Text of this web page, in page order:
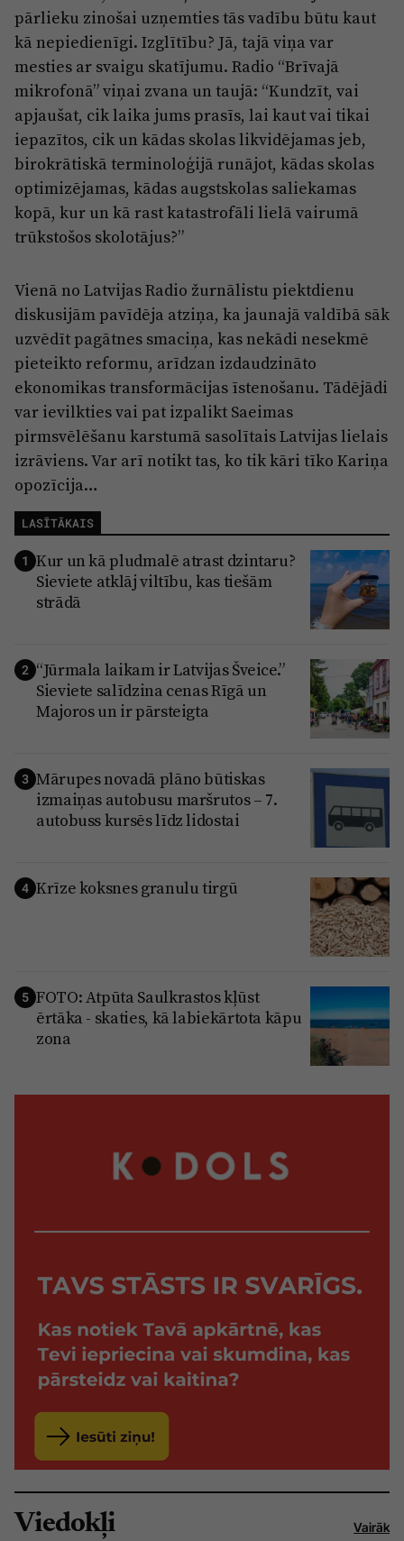
pārlieku zinošai uzņemties tās vadību būtu kaut
kā nepiedienīgi. Izglītību? Jā, tajā viņa var
mesties ar svaigu skatījumu. Radio “Brīvajā
mikrofonā” viņai zvana un taujā: “Kundzīt, vai
apjaušat, cik laika jums prasīs, lai kaut vai tikai
iepazītos, cik un kādas skolas likvidējamas jeb,
birokrātiskā terminoloģijā runājot, kādas skolas
optimizējamas, kādas augstskolas saliekamas
kopā, kur un kā rast katastrofāli lielā vairumā
trūkstošos skolotājus?”
Vienā no Latvijas Radio žurnālistu piektdienu
diskusijām pavīdēja atziņa, ka jaunajā valdībā sāk
uzvēdīt pagātnes smaciņa, kas nekādi nesekmē
pieteikto reformu, arīdzan izdaudzināto
ekonomikas transformācijas īstenošanu. Tādējādi
var ievilkties vai pat izpalikt Saeimas
pirmsvēlēšanu karstumā sasolītais Latvijas lielais
izrāviens. Var arī notikt tas, ko tik kāri tīko Kariņa
opozīcija…
LASĪTĀKAIS
1 Kur un kā pludmalē atrast dzintaru?
Sieviete atklāj viltību, kas tiešām
strādā
2 “Jūrmala laikam ir Latvijas Šveice.”
Sieviete salīdzina cenas Rīgā un
Majoros un ir pārsteigta
3 Mārupes novadā plāno būtiskas
izmaiņas autobusu maršrutos – 7.
autobuss kursēs līdz lidostai
4 Krīze koksnes granulu tirgū
5 FOTO: Atpūta Saulkrastos kļūst
ērtāka - skaties, kā labiekārtota kāpu
zona
Viedokļi Vairāk